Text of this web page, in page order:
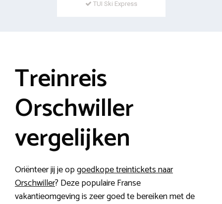
TUI Ski Express
Treinreis
Orschwiller
vergelijken
Oriënteer jij je opgoedkope treintickets naar
Orschwiller? Deze populaire Franse
vakantieomgeving is zeer goed te bereiken met de